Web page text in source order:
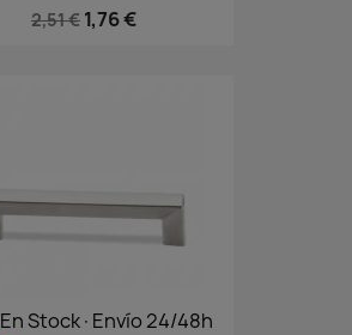
2,51 € 1,76 €
En Stock·Envío 24/48h